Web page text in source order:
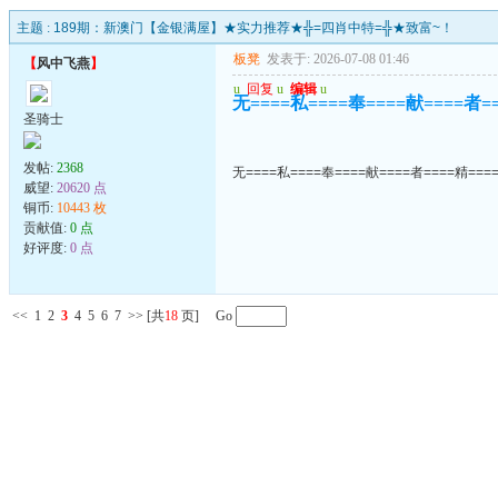
主题 : 189期：新澳门【金银满屋】★实力推荐★╬=四肖中特=╬★致富~！
【风中飞燕】
圣骑士
发帖: 2368
威望: 20620 点
铜币: 10443 枚
贡献值: 0 点
好评度: 0 点
板凳 发表于: 2026-07-08 01:46
u 回复 u 编辑 u
无====私====奉====献====者
无====私====奉====献====者====精
<< 1 2 3 4 5 6 7 >> [共18 页] Go